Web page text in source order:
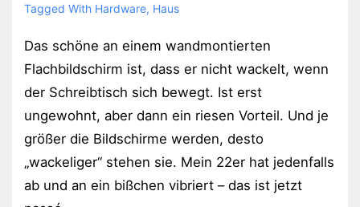
Tagged With Hardware, Haus
Das schöne an einem wandmontierten
Flachbildschirm ist, dass er nicht wackelt, wenn
der Schreibtisch sich bewegt. Ist erst
ungewohnt, aber dann ein riesen Vorteil. Und je
größer die Bildschirme werden, desto
„wackeliger“ stehen sie. Mein 22er hat jedenfalls
ab und an ein bißchen vibriert – das ist jetzt